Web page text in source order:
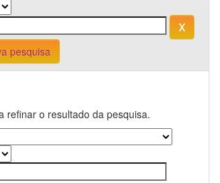
pesquisa
refinar o resultado da pesquisa.